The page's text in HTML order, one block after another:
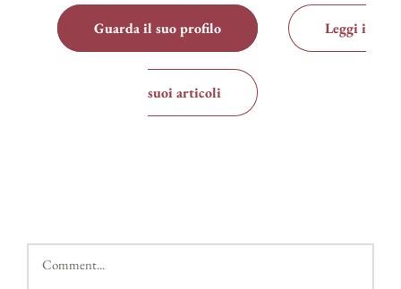
Guarda il suo profilo Leggi i
suoi articoli
Comment